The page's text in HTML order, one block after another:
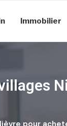
Immobilier
pour